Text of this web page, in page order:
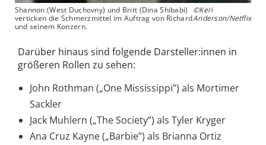
Shannon (West Duchovny) und Britt (Dina Shibabi)
verticken die Schmerzmittel im Auftrag von Richard
und seinem Konzern.
©Keri
Anderson/Netflix
Darüber hinaus sind folgende Darsteller:innen in
größeren Rollen zu sehen:
John Rothman („One Mississippi”) als Mortimer
Sackler
Jack Muhlern („The Society”) als Tyler Kryger
Ana Cruz Kayne („Barbie”) als Brianna Ortiz